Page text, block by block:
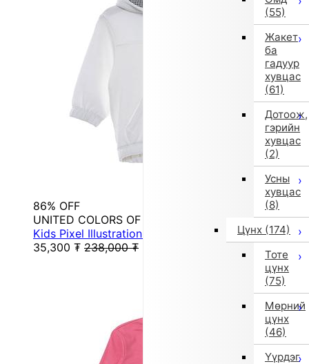
(55)
Жакет
ба
гадуур
хувцас
(61)
Дотоож,
гэрийн
хувцас
(2)
Усны
хувцас
(8)
Цүнх (174)
Тоте
цүнх
(75)
Мөрний
цүнх
(46)
Үүрдэг
86% OFF
UNITED COLORS OF BENETTON.
Kids Pixel Illustration Embroidery Hooded Parka...
35,300 ₮ 238,000 ₮